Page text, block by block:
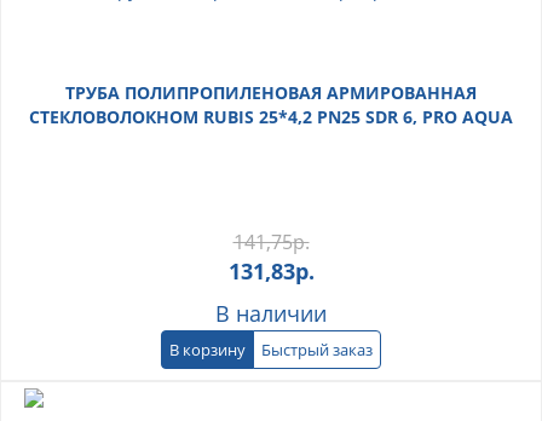
ТРУБА ПОЛИПРОПИЛЕНОВАЯ АРМИРОВАННАЯ
СТЕКЛОВОЛОКНОМ RUBIS 25*4,2 PN25 SDR 6, PRO AQUA
141,75р.
131,83р.
В наличии
В корзину Быстрый заказ